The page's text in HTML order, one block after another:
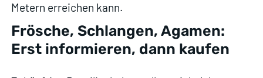
Metern erreichen kann.
Frösche, Schlangen, Agamen:
Erst informieren, dann kaufen